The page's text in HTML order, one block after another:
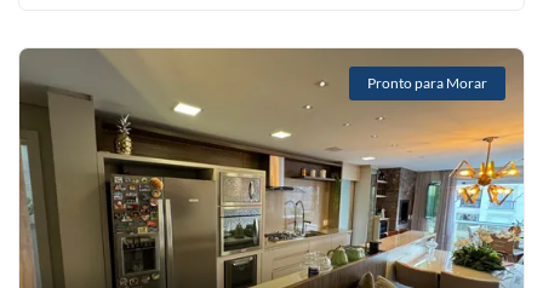
Pronto para Morar